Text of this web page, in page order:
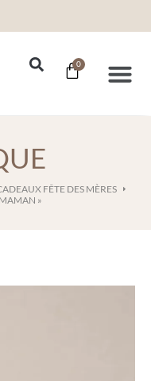
0
FÊTE DES MÈRES
»